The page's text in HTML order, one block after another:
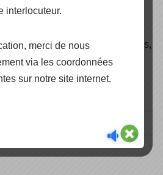
structures de pose et fixations,
câbles solaire, éclairage et
interlocuteur.
merci de nous
via les coordonnées
sur notre site internet.